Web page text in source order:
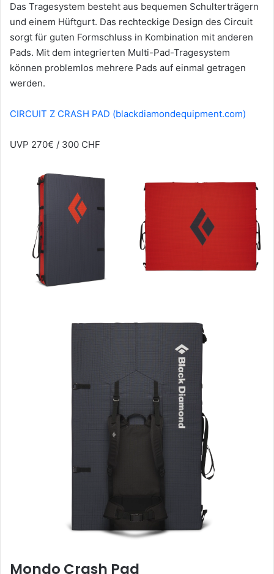
Das Tragesystem besteht aus bequemen Schulterträgern
und einem Hüftgurt. Das rechteckige Design des Circuit
sorgt für guten Formschluss in Kombination mit anderen
Pads. Mit dem integrierten Multi-Pad-Tragesystem
können problemlos mehrere Pads auf einmal getragen
werden.
CIRCUIT Z CRASH PAD (blackdiamondequipment.com)
UVP 270€ / 300 CHF
Mondo Crash Pad